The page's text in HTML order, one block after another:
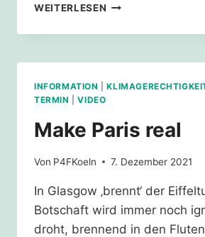
WEITERLESEN EIFFELTURMTAG
UNTERZEICHNUNG
PARISER
JAHREN
INFORMATION |
TERMIN
|VIDEO
Make Paris real
Von P4FKoeln 7. Dezember 2021
In Glasgow ‚brennt‘ der
Botschaft wird immer noch
droht, brennend in den